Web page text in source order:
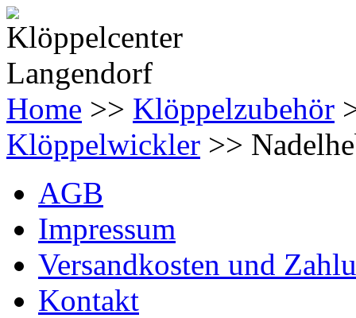
Home >> Klöppelzubehör
Klöppelwickler >>
AGB
Impressum
Versandkosten und
Kontakt